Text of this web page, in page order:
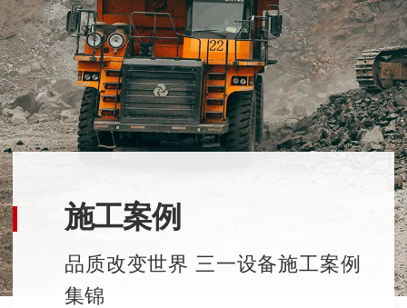
施工案例
品质改变世界 三一设备施工案例
集锦